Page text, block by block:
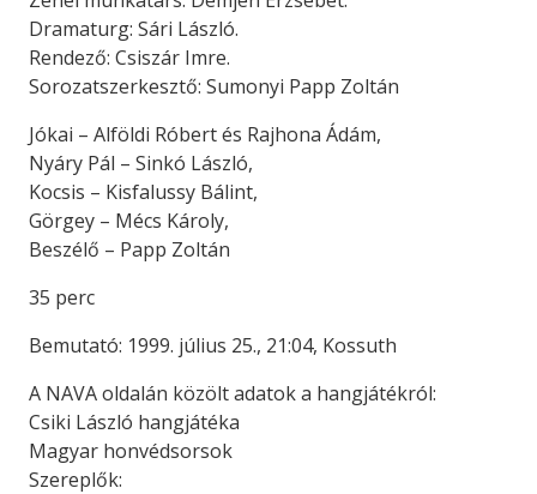
Dramaturg: Sári László.
Rendező: Csiszár Imre.
Sorozatszerkesztő: Sumonyi Papp Zoltán
Jókai – Alföldi Róbert és Rajhona Ádám,
Nyáry Pál – Sinkó László,
Kocsis – Kisfalussy Bálint,
Görgey – Mécs Károly,
Beszélő – Papp Zoltán
35 perc
Bemutató: 1999. július 25., 21:04, Kossuth
A NAVA oldalán közölt adatok a hangjátékról:
Csiki László hangjátéka
Magyar honvédsorsok
Szereplők: